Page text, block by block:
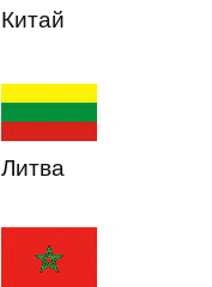
Китай
Литва